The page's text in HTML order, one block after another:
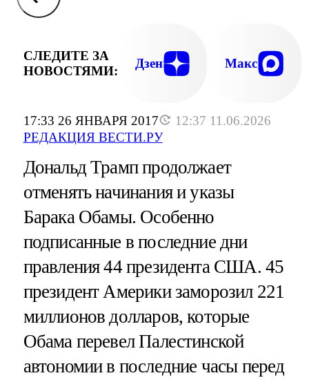
17:33 26 ЯНВАРЯ 2017
12:37 11.06.2026
РЕДАКЦИЯ ВЕСТИ.РУ
СЛЕДИТЕ ЗА
НОВОСТЯМИ:
Дзен Макс
Дональд Трамп продолжает
отменять начинания и указы
Барака Обамы. Особенно
подписанные в последние дни
правления 44 президента США. 45
президент Америки заморозил 221
миллионов долларов, которые
Обама перевел Палестинской
автономии в последние часы перед